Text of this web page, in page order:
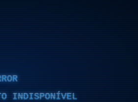
INDISPONÍVEL